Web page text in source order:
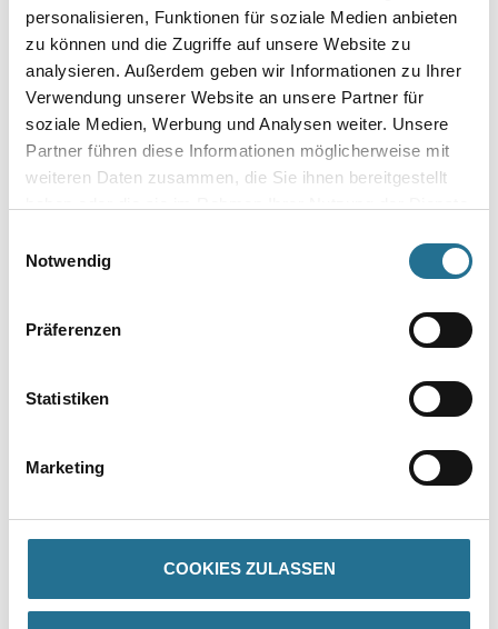
personalisieren, Funktionen für soziale Medien anbieten
zu können und die Zugriffe auf unsere Website zu
analysieren. Außerdem geben wir Informationen zu Ihrer
Verwendung unserer Website an unsere Partner für
soziale Medien, Werbung und Analysen weiter. Unsere
Partner führen diese Informationen möglicherweise mit
weiteren Daten zusammen, die Sie ihnen bereitgestellt
Notwendig
Präferenzen
Statistiken
Marketing
COOKIES ZULASSEN
Umrechnungsfaktoren
DATENBLÄTTER